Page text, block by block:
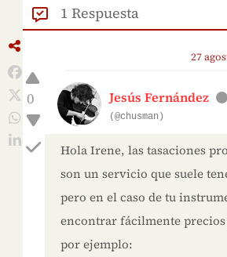
1 Respuesta
0
27
Jesús Fernández
(@chusman)
Hola Irene, las tasaciones
son un servicio que suele
pero en el caso de tu
encontrar fácilmente
por ejemplo: